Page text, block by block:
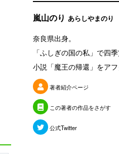
嵐山のり あらしやまのり
奈良県出身。
「ふしぎの国の私」で四
小説「魔王の帰還」をア
著者紹介ページ
この著者の作品をさがす
公式Twitter